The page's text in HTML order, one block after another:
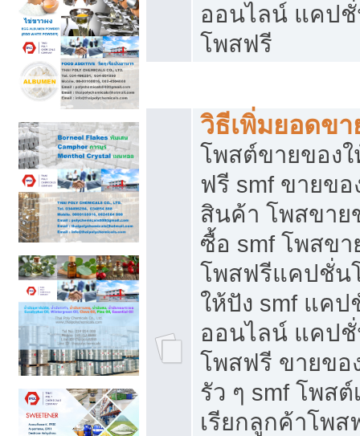
ออนไลน์ แคป
โพสฟรี
วิธีเพิ่มยอดข
โพสต์ขายของ
ฟรี smf ขายข
สินค้า โพสขาย
ซื้อ smf โพสข
โพสฟรีแคปชั่น
ให้ปัง smf แค
ออนไลน์ แคป
โพสฟรี ขายขอ
รัว ๆ smf โพส
เรียกลูกค้าโพส